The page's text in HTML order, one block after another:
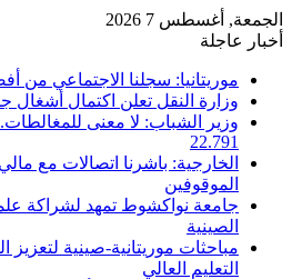
الجمعة, أغسطس 7 2026
أخبار عاجلة
موريتانيا: سجلنا الاجتماعي
وزارة النقل تعلن اكتمال
وزير الشباب: لا معنى للمغالطات..
22.791
الخارجية: باشرنا اتصالات مع
الموقوفين
جامعة نواكشوط تمهد لشراكة
الصينية
مباحثات موريتانية-صينية
التعليم العالي